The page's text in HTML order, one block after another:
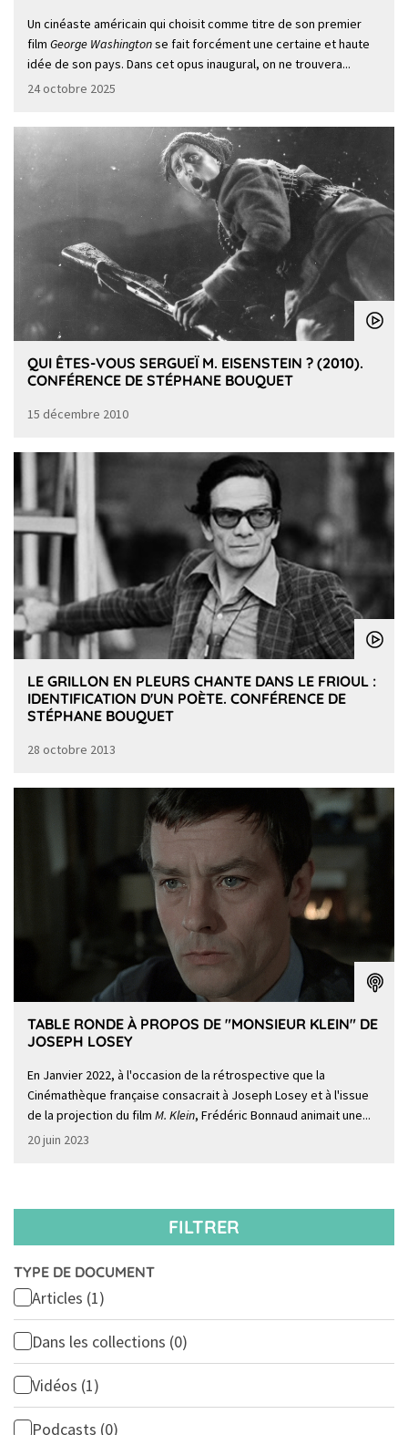
Un cinéaste américain qui choisit comme titre de son premier
film George Washingtonse fait forcément une certaine et haute
idée de son pays. Dans cet opus inaugural, on ne trouvera...
24 octobre 2025
QUI ÊTES-VOUS SERGUEÏ M. EISENSTEIN ? (2010).
CONFÉRENCE DE STÉPHANE BOUQUET
15 décembre 2010
LE GRILLON EN PLEURS CHANTE DANS LE FRIOUL :
IDENTIFICATION D'UN POÈTE. CONFÉRENCE DE
STÉPHANE BOUQUET
28 octobre 2013
TABLE RONDE À PROPOS DE "MONSIEUR KLEIN" DE
JOSEPH LOSEY
En Janvier 2022, à l'occasion de la rétrospective que la
Cinémathèque française consacrait à Joseph Losey et à l'issue
de la projection du film M. Klein, Frédéric Bonnaud animait une...
20 juin 2023
FILTRER
TYPE DE DOCUMENT
Articles (1)
Dans les collections (0)
Vidéos (1)
Podcasts (0)